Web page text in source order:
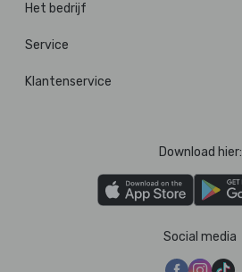
Het bedrijf
Service
Klantenservice
Download hier:
Social media